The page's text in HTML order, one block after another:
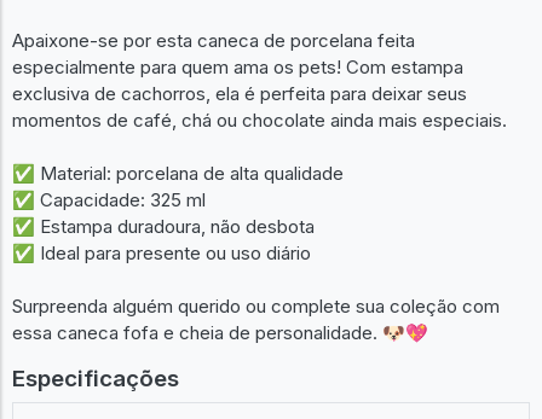
Apaixone-se por esta caneca de porcelana feita
especialmente para quem ama os pets! Com estampa
exclusiva de cachorros, ela é perfeita para deixar seus
momentos de café, chá ou chocolate ainda mais especiais.
✅ Material: porcelana de alta qualidade
✅ Capacidade: 325 ml
✅ Estampa duradoura, não desbota
✅ Ideal para presente ou uso diário
Surpreenda alguém querido ou complete sua coleção com
essa caneca fofa e cheia de personalidade. 🐶💖
Especificações